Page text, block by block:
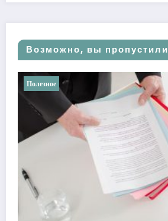
Возможно, вы пропустили
Полезное